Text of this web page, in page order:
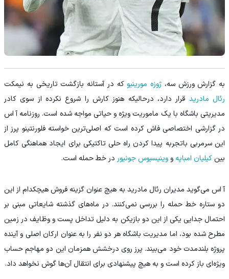
‫به گزارش ورزش سه، ژوزه مورینیو که در آستانه بازگشت تاریخی به نیمکت
رئال مادرید قرار دارد، درحالیکه هنوز کارش را شروع نکرده از سوی کادر
مدیریتی باشگاه با یک ماموریت ویژه و حیاتی مواجه شده است. روزنامه آ اس
در گزارشی اختصاصی فاش کرده است که اصلی‌ترین خواسته فلورنتینو پرز از
این سرمربی باتجربه پیدا کردن راه حلی تاکتیکی برای ایجاد هماهنگی کامل
بین کیلیان امباپه و وینیسیوس جونیور در خط حمله است.
‫آ اس می‌گوید مدیران رئال مادرید به هیچ عنوان گزینه فروش هیچکدام از این
دو ستاره خط حمله را بررسی نمی‌کنند. در ماه‌های گذشته شایعاتی مبنی بر
احتمال جدایی یکی از این دو بازیکن به دلیل تداخل پست و وظایف در زمین
مطرح شده بود، اما مدیریت باشگاه هر دو نفر را به عنوان ارکان اصلی و آینده
پروژه بلندمدت خود می‌بیند. پرز روی درخشش همزمان این دو مهاجم حساب
ویژه‌ای باز کرده است و به هیچ پیشنهادی برای انتقال آن‌ها گوش نخواهد داد.